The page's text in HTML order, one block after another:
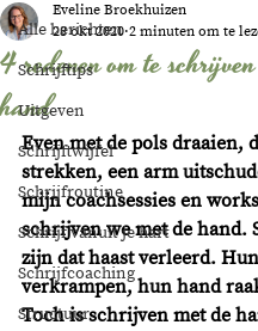
Alle berichten
Schrijftips
Uitgeven
Schrijftwijfel
Schrijfroutine
Schrijf vanuit je hart
Schrijfcoaching
Structuur
4 redenen om te
hand
Eveline Broekhuizen
28 okt 2020 2 minuten om te
Even met de pols draaien,
strekken, een arm
mijn coachsessies en
schrijven we met de hand.
zijn dat haast verleerd.
verkrampen, hun hand
Toch is schrijven met de